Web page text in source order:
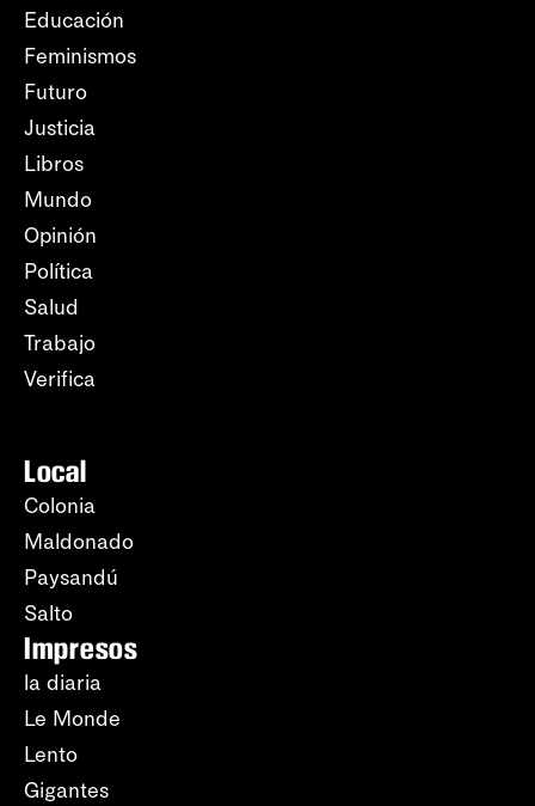
Educación
Feminismos
Futuro
Justicia
Libros
Mundo
Opinión
Política
Salud
Trabajo
Verifica
Local
Colonia
Maldonado
Paysandú
Salto
Impresos
la diaria
Le Monde
Lento
Gigantes